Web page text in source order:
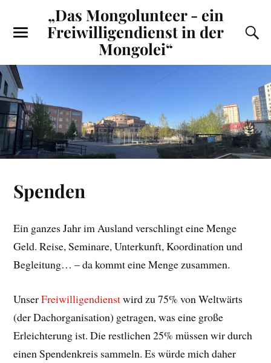
„Das Mongolunteer - ein
Freiwilligendienst in der
Mongolei“
Spenden
Ein ganzes Jahr im Ausland verschlingt eine Menge
Geld. Reise, Seminare, Unterkunft, Koordination und
Begleitung… – da kommt eine Menge zusammen.
UnserFreiwilligendienstwird zu 75% von Weltwärts
(der Dachorganisation) getragen, was eine große
Erleichterung ist. Die restlichen 25% müssen wir durch
einen Spendenkreis sammeln. Es würde mich daher